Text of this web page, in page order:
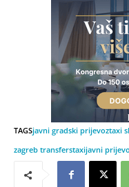
TAGSjavni gradski prijevoztaxi
zagreb transferstaxijavni